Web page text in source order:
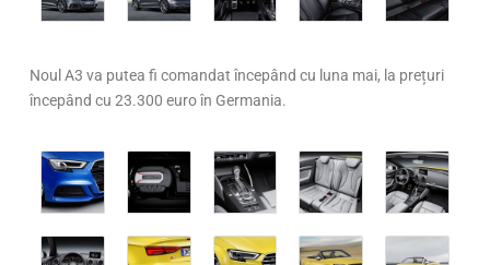
Noul A3 va putea fi comandat începând cu luna mai, la prețuri
începând cu 23.300 euro în Germania.